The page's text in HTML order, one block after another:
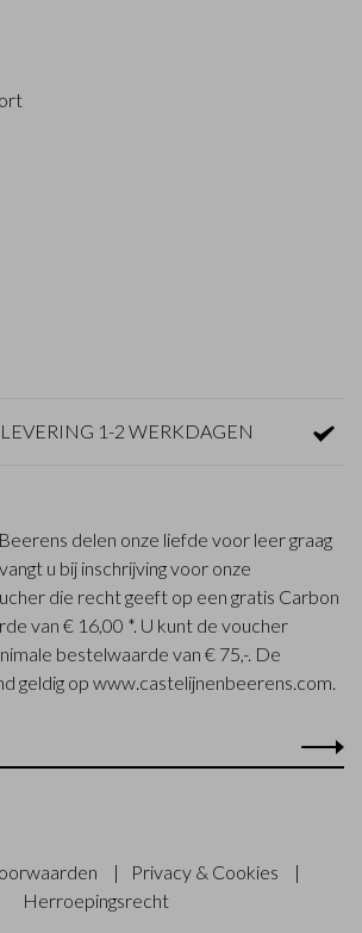
1-2 WERKDAGEN
delen onze liefde voor leer graag
u bij inschrijving voor onze
die recht geeft op een gratis Carbon
van € 16,00 *. U kunt de voucher
bestelwaarde van € 75,-. De
geldig op www.castelijnenbeerens.com.
| Privacy & Cookies
|
Herroepingsrecht